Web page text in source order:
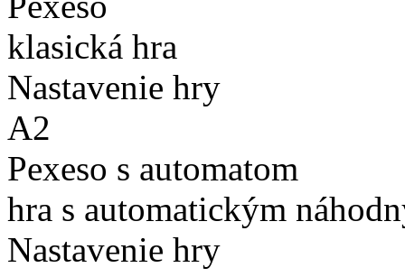
klasická hra
Nastavenie hry
A2
Pexeso s automatom
hra s automatickým
Nastavenie hry